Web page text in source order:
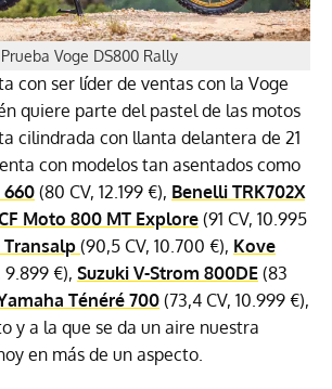
Prueba Voge DS800 Rally
con ser líder de ventas con la Voge
quiere parte del pastel de las motos
cilindrada con llanta delantera de 21
con modelos tan asentados como
660 (80 CV, 12.199 €), Benelli TRK702X
Moto 800 MT Explore(91 CV, 10.995
Transalp (90,5 CV, 10.700 €), Kove
9.899 €), Suzuki V-Strom 800DE (83
Ténéré 700 (73,4 CV, 10.999 €),
y a la que se da un aire nuestra
en más de un aspecto.